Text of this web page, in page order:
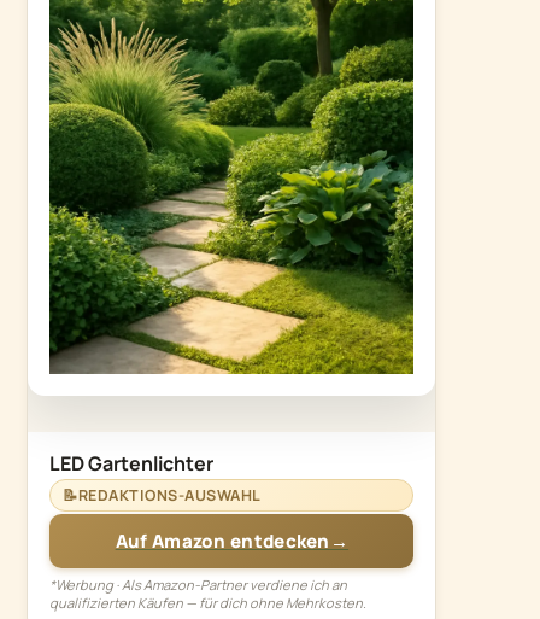
LED Gartenlichter
📝REDAKTIONS-AUSWAHL
Auf Amazon entdecken →
*Werbung · Als Amazon-Partner verdiene ich an
qualifizierten Käufen — für dich ohne Mehrkosten.